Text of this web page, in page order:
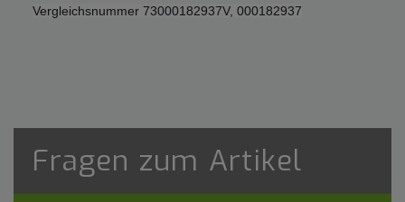
Vergleichsnummer 73000182937V, 000182937
Fragen zum Artikel